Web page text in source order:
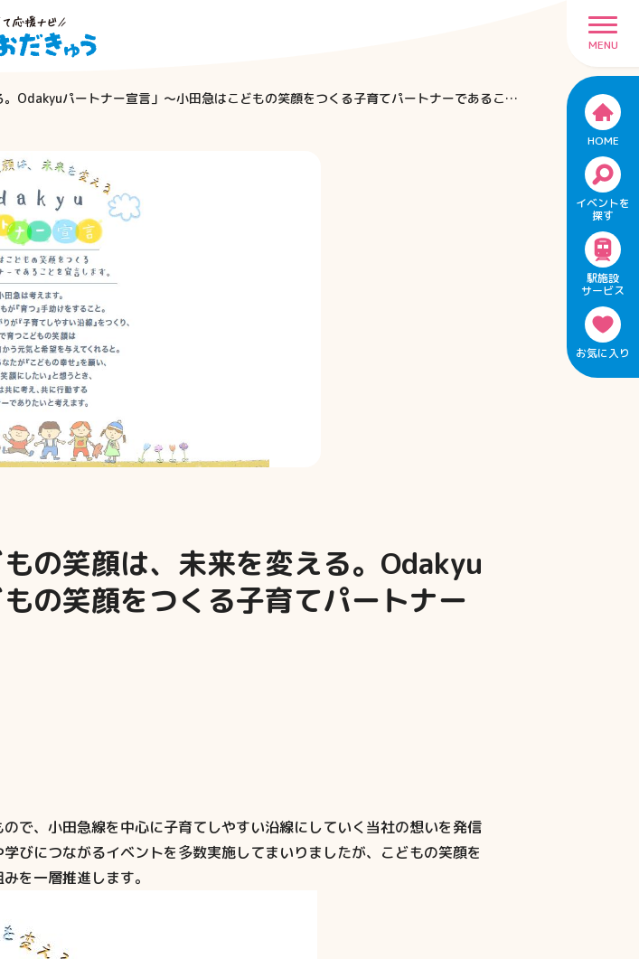
MENU
HOME
イベントを
探す
駅施設
サービス
お気に入り
子育て応援ポリシー策定！「こどもの笑顔は、未来を変える。Odakyuパートナー宣言」～小田急はこどもの笑顔をつくる子育てパートナーであることを宣言します～
の笑顔は、未来を変える。Odakyu
の笑顔をつくる子育てパートナー
で、小田急線を中心に子育てしやすい沿線にしていく当社の想いを発信
びにつながるイベントを多数実施してまいりましたが、こどもの笑顔を
を一層推進します。